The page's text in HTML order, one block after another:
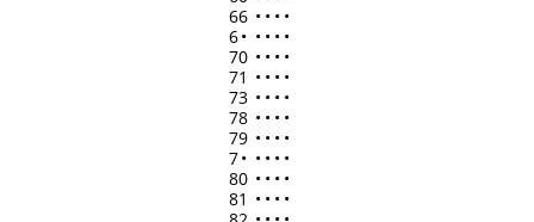
66 • • • •
6• • • • •
70 • • • •
71 • • • •
73 • • • •
78 • • • •
79 • • • •
7• • • • •
80 • • • •
81 • • • •